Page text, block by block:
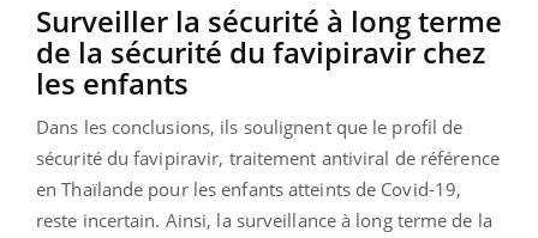
Surveiller la sécurité à long terme
de la sécurité du favipiravir chez
les enfants
Dans les conclusions, ils soulignent que le profil de
sécurité du favipiravir, traitement antiviral de référence
en Thaïlande pour les enfants atteints de Covid-19,
reste incertain. Ainsi, la surveillance à long terme de la